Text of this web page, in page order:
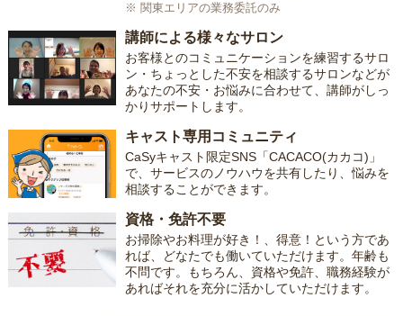
※ 関東エリアの業務委託のみ
講師による様々なサロン
お客様とのコミュニケーションを練習するサロ
ン・ちょっとした不安を相談するサロンなどが
あなたの不安・お悩みに合わせて、講師がしっ
かりサポートします。
キャスト専用コミュニティ
CaSyキャスト限定SNS「CACACO(カカコ)」
で、サービスのノウハウを共有したり、悩みを
相談することができます。
資格・免許不要
お掃除やお料理が好き！、得意！という方であ
れば、どなたでも働いていただけます。年齢も
不問です。もちろん、資格や免許、職務経験が
あればそれを充分に活かしていただけます。